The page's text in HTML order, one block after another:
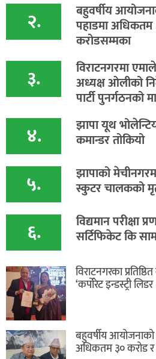
२. बहुवर्षीय
पहाडमा अधिकतम
करोडसम्मका
३. विराटनगरमा
अध्यक्ष ओलीको
पार्टी पुनर्गठनको
४. झापा यूथ
कमान्डर तोकियो
५. ​झापाको
स्कुटर चालकको
६. विद्यमान परीक्षा
सर्टिफिकेट कि
विराटनगरका
‘कर्पोरेट इन्डस्ट्री
बहुवर्षीय आयोजनाको
अधिकतम ३० करोड र